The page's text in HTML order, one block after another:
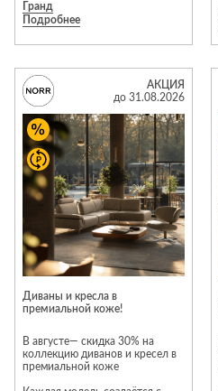
визуальный контраст, который
сразу притягивает внимание.
Материал: дерево «Wood
– 617 274 руб. Ждём вас в
салоне Natuzzi Italia в МТК
«Гранд», чтобы помочь выбрать
идеальную мебель!
Гранд
Подробнее
АКЦИЯ
до 31.08.2026
Диваны и кресла в
премиальной коже!
В августе— скидка 30% на
коллекцию диванов и кресел в
премиальной коже